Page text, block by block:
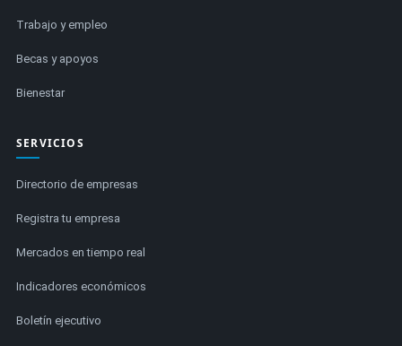
Trabajo y empleo
Becas y apoyos
Bienestar
SERVICIOS
Directorio de empresas
Registra tu empresa
Mercados en tiempo real
Indicadores económicos
Boletín ejecutivo